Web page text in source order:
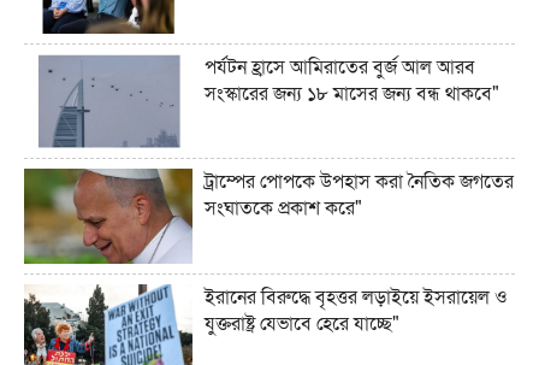
পর্যটন হ্রাসে আমিরাতের বুর্জ আল আরব
সংস্কারের জন্য ১৮ মাসের জন্য বন্ধ থাকবে"
ট্রাম্পের পোপকে উপহাস করা নৈতিক জগতের
সংঘাতকে প্রকাশ করে"
ইরানের বিরুদ্ধে বৃহত্তর লড়াইয়ে ইসরায়েল ও
যুক্তরাষ্ট্র যেভাবে হেরে যাচ্ছে"